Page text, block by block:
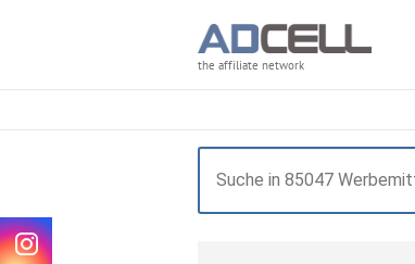
the affiliate network